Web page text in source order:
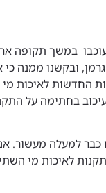
גרמן, ובקשנו ממנה
החדשות לאיכות
בחתימה על
כבר למעלה מעשור.
עדכון התקנות לאיכות